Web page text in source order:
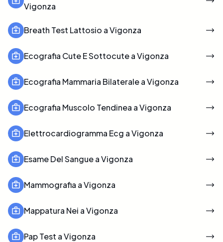
Vigonza
Breath Test Lattosio a Vigonza
Ecografia Cute E Sottocute a Vigonza
Ecografia Mammaria Bilaterale a Vigonza
Ecografia Muscolo Tendinea a Vigonza
Elettrocardiogramma Ecg a Vigonza
Esame Del Sangue a Vigonza
Mammografia a Vigonza
Mappatura Nei a Vigonza
Pap Test a Vigonza